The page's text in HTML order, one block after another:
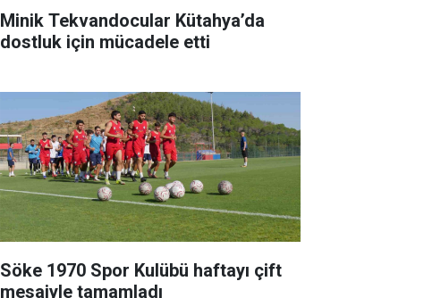
Minik Tekvandocular Kütahya’da
dostluk için mücadele etti
Söke 1970 Spor Kulübü haftayı çift
mesaiyle tamamladı